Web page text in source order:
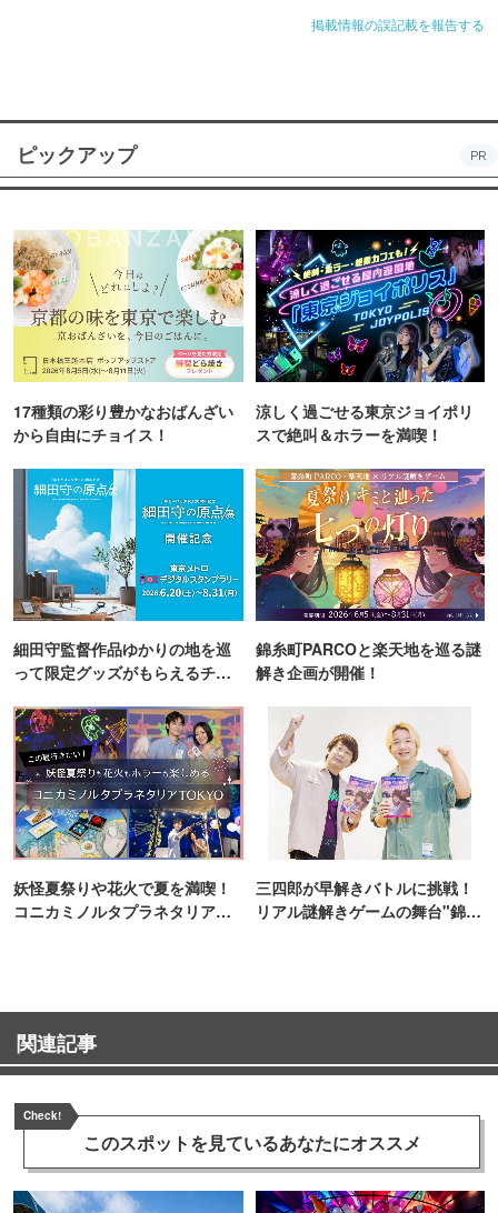
掲載情報の誤記載を報告する
ピックアップ PR
17種類の彩り豊かなおばんざい
から自由にチョイス！
涼しく過ごせる東京ジョイポリ
スで絶叫＆ホラーを満喫！
細田守監督作品ゆかりの地を巡
って限定グッズがもらえるチャ
錦糸町PARCOと楽天地を巡る謎
解き企画が開催！
妖怪夏祭りや花火で夏を満喫！
コニカミノルタプラネタリア
三四郎が早解きバトルに挑戦！
リアル謎解きゲームの舞台"錦糸
関連記事
Check!
このスポットを見ているあなたにオススメ